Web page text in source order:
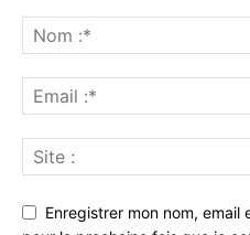
Enregistrer mon nom,